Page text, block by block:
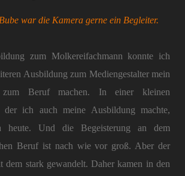
war die Kamera gerne ein Begleiter.
zum Molkereifachmann konnte ich
Ausbildung zum Mediengestalter mein
Beruf machen. In einer kleinen
der ich auch meine Ausbildung machte,
heute. Und die Begeisterung an dem
Beruf ist nach wie vor groß. Aber der
dem stark gewandelt. Daher kamen in den